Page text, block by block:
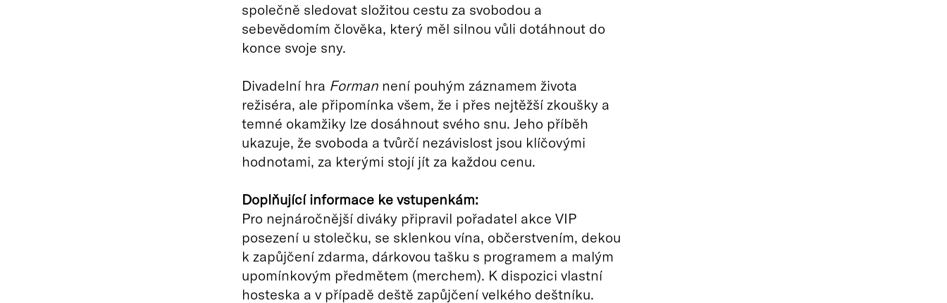
společně sledovat složitou cestu za svobodou a
sebevědomím člověka, který měl silnou vůli dotáhnout do
konce svoje sny.
Divadelní hra Formannení pouhým záznamem života
režiséra, ale připomínka všem, že i přes nejtěžší zkoušky a
temné okamžiky lze dosáhnout svého snu. Jeho příběh
ukazuje, že svoboda a tvůrčí nezávislost jsou klíčovými
hodnotami, za kterými stojí jít za každou cenu.
Doplňující informace ke vstupenkám:
Pro nejnáročnější diváky připravil pořadatel akce VIP
posezení u stolečku, se sklenkou vína, občerstvením, dekou
k zapůjčení zdarma, dárkovou tašku s programem a malým
upomínkovým předmětem (merchem). K dispozici vlastní
hosteska a v případě deště zapůjčení velkého deštníku.